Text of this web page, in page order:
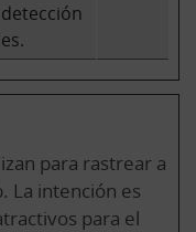
para rastrear a
La intención es
para el